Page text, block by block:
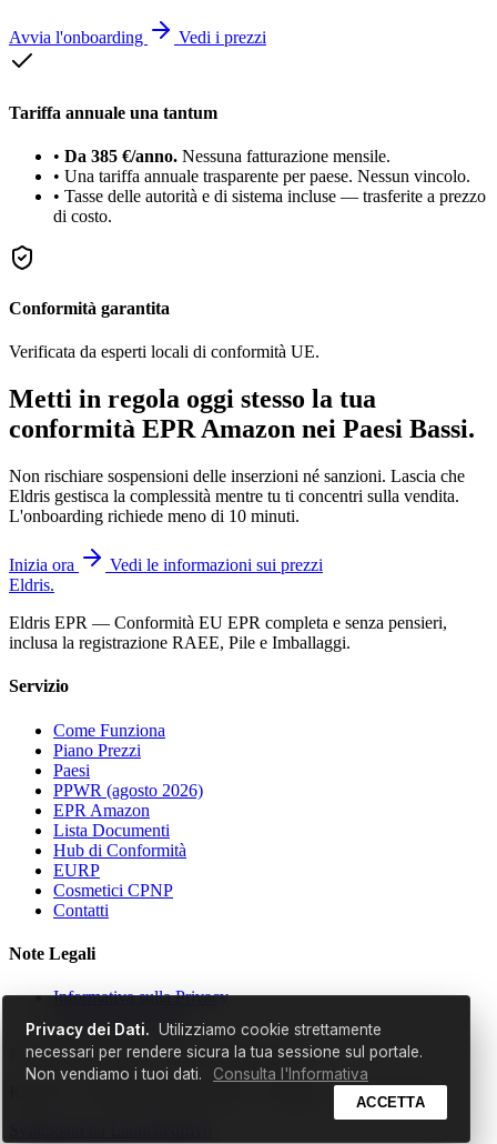
Avvia l'onboarding Vedi i prezzi
Tariffa annuale una tantum
• Da 385 €/anno. Nessuna fatturazione mensile.
• Una tariffa annuale trasparente per paese. Nessun vincolo.
• Tasse delle autorità e di sistema incluse — trasferite a prezzo
di costo.
Conformità garantita
Verificata da esperti locali di conformità UE.
Metti in regola oggi stesso la tua
conformità EPR Amazon nei Paesi Bassi.
Non rischiare sospensioni delle inserzioni né sanzioni. Lascia che
Eldris gestisca la complessità mentre tu ti concentri sulla vendita.
L'onboarding richiede meno di 10 minuti.
Inizia ora
Vedi le informazioni sui prezzi
Eldris.
Eldris EPR — Conformità EU EPR completa e senza pensieri,
inclusa la registrazione RAEE, Pile e Imballaggi.
Servizio
Come Funziona
Piano Prezzi
Paesi
PPWR (agosto 2026)
EPR Amazon
Lista Documenti
Hub di Conformità
EURP
Cosmetici CPNP
Contatti
Note Legali
Informativa sulla Privacy
© 2026 EldrisAi OÜ. Tutti i diritti riservati.
Reg. No: 17298529 | Ruunaoja tn 3, Tallinn, 11415, Estonia
Privacy dei Dati. Utilizziamo cookie strettamente
necessari per rendere sicura la tua sessione sul portale.
Non vendiamo i tuoi dati.
Consulta l'Informativa
ACCETTA